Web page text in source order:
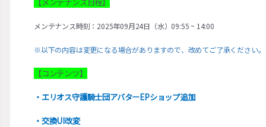
メンテナンス時刻：2025年09月24日（水）09:55 ~ 14:00
※以下の内容は変更になる場合がありますので、改めてご了承ください。
【コンテンツ】
・エリオス守護騎士団アバターEPショップ追加
・交換UI改変